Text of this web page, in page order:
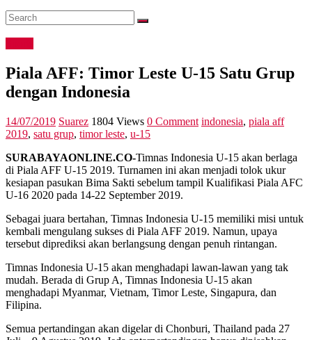
Piala AFF: Timor Leste U-15 Satu Grup
dengan Indonesia
14/07/2019 Suarez 1804 Views 0 Comment indonesia, piala aff
2019, satu grup, timor leste, u-15
SURABAYAONLINE.CO-Timnas Indonesia U-15 akan berlaga
di Piala AFF U-15 2019. Turnamen ini akan menjadi tolok ukur
kesiapan pasukan Bima Sakti sebelum tampil Kualifikasi Piala AFC
U-16 2020 pada 14-22 September 2019.
Sebagai juara bertahan, Timnas Indonesia U-15 memiliki misi untuk
kembali mengulang sukses di Piala AFF 2019. Namun, upaya
tersebut diprediksi akan berlangsung dengan penuh rintangan.
Timnas Indonesia U-15 akan menghadapi lawan-lawan yang tak
mudah. Berada di Grup A, Timnas Indonesia U-15 akan
menghadapi Myanmar, Vietnam, Timor Leste, Singapura, dan
Filipina.
Semua pertandingan akan digelar di Chonburi, Thailand pada 27